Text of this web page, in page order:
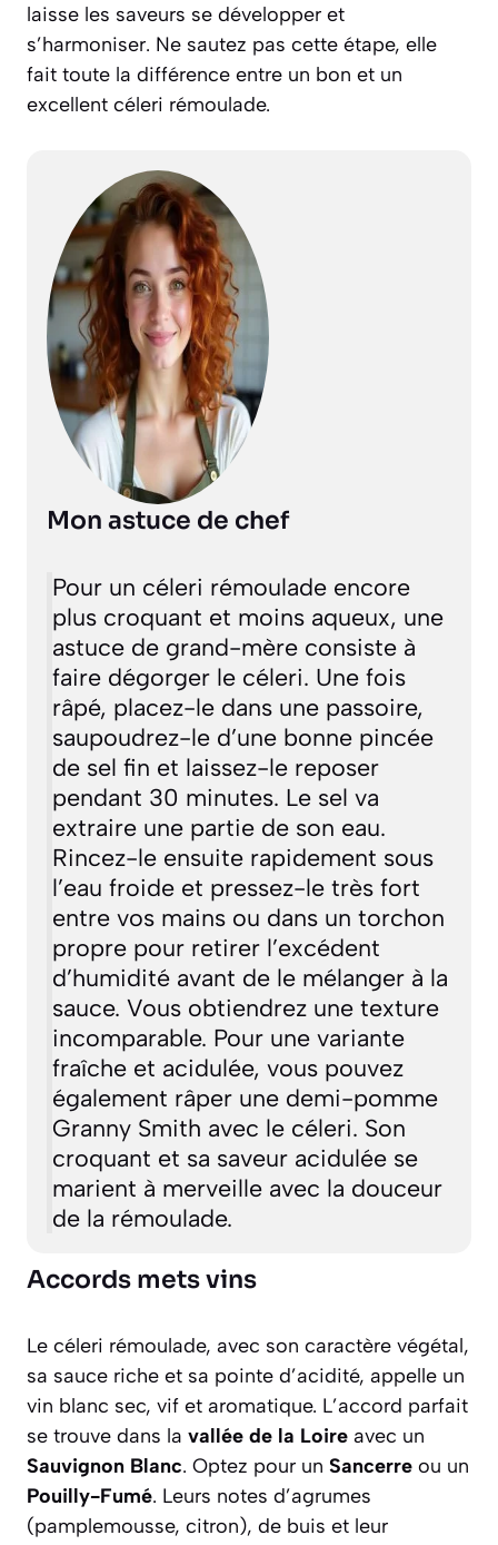
laisse les saveurs se développer et
s’harmoniser. Ne sautez pas cette étape, elle
fait toute la différence entre un bon et un
excellent céleri rémoulade.
Mon astuce de chef
Pour un céleri rémoulade encore
plus croquant et moins aqueux, une
astuce de grand-mère consiste à
faire dégorgerle céleri. Une fois
râpé, placez-le dans une passoire,
saupoudrez-le d’une bonne pincée
de sel fin et laissez-le reposer
pendant 30 minutes. Le sel va
extraire une partie de son eau.
Rincez-le ensuite rapidement sous
l’eau froide et pressez-le très fort
entre vos mains ou dans un torchon
propre pour retirer l’excédent
d’humidité avant de le mélanger à la
sauce. Vous obtiendrez une texture
incomparable. Pour une variante
fraîche et acidulée, vous pouvez
également râper une demi-pomme
Granny Smith avec le céleri. Son
croquant et sa saveur acidulée se
marient à merveille avec la douceur
de la rémoulade.
Accords mets vins
Le céleri rémoulade, avec son caractère végétal,
sa sauce riche et sa pointe d’acidité, appelle un
vin blanc sec, vif et aromatique. L’accord parfait
se trouve dans la vallée de la Loire avec un
Sauvignon Blanc. Optez pour un Sancerre ou un
Pouilly-Fumé. Leurs notes d’agrumes
(pamplemousse, citron), de buis et leur